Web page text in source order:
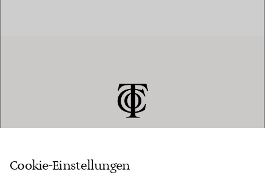
KUNDENSERVICE
Cookie-Einstellungen